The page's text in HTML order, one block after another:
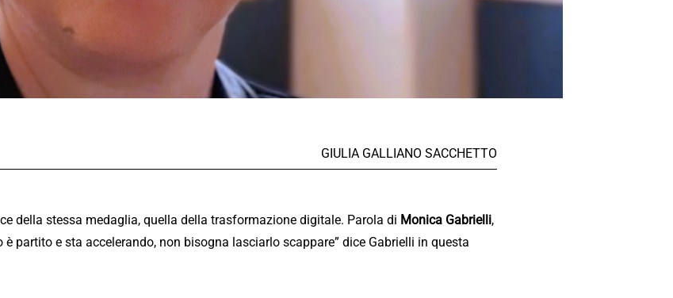
GIULIA GALLIANO SACCHETTO
della stessa medaglia, quella della trasformazione digitale. Parola di Monica Gabrielli,
partito e sta accelerando, non bisogna lasciarlo scappare” dice Gabrielli in questa